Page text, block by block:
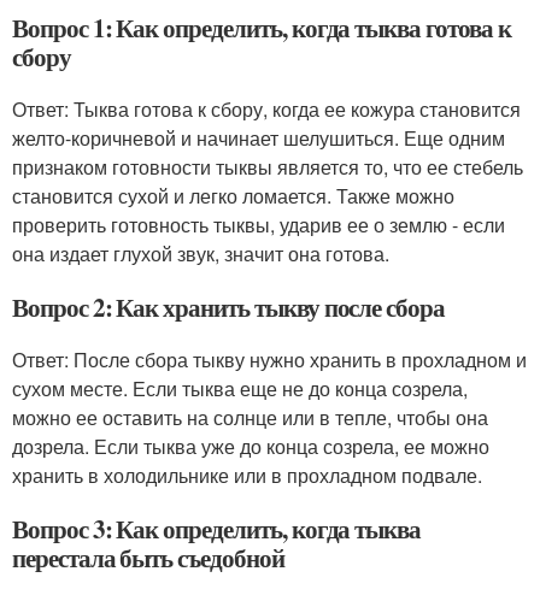
Вопрос 1: Как определить, когда тыква готова к
сбору
Ответ: Тыква готова к сбору, когда ее кожура становится
желто-коричневой и начинает шелушиться. Еще одним
признаком готовности тыквы является то, что ее стебель
становится сухой и легко ломается. Также можно
проверить готовность тыквы, ударив ее о землю - если
она издает глухой звук, значит она готова.
Вопрос 2: Как хранить тыкву после сбора
Ответ: После сбора тыкву нужно хранить в прохладном и
сухом месте. Если тыква еще не до конца созрела,
можно ее оставить на солнце или в тепле, чтобы она
дозрела. Если тыква уже до конца созрела, ее можно
хранить в холодильнике или в прохладном подвале.
Вопрос 3: Как определить, когда тыква
перестала быть съедобной